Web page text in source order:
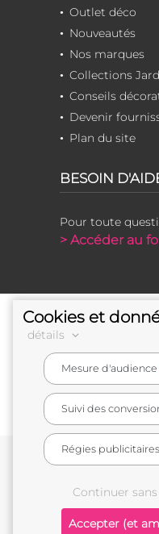
Outlet déco
Nouveautés
Nos marques
Collections
Conseils
Devenir
Plan du site
BESOIN
Pour toute
> Accéder au
e-
Cookies et
détails
Mesure d'audience
Suivi des
Régies